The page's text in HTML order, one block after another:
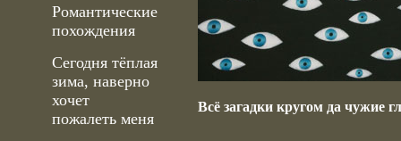
Романтические
похождения
Сегодня тёплая
зима, наверно
хочет
пожалеть меня
Всё загадки кругом да чужие